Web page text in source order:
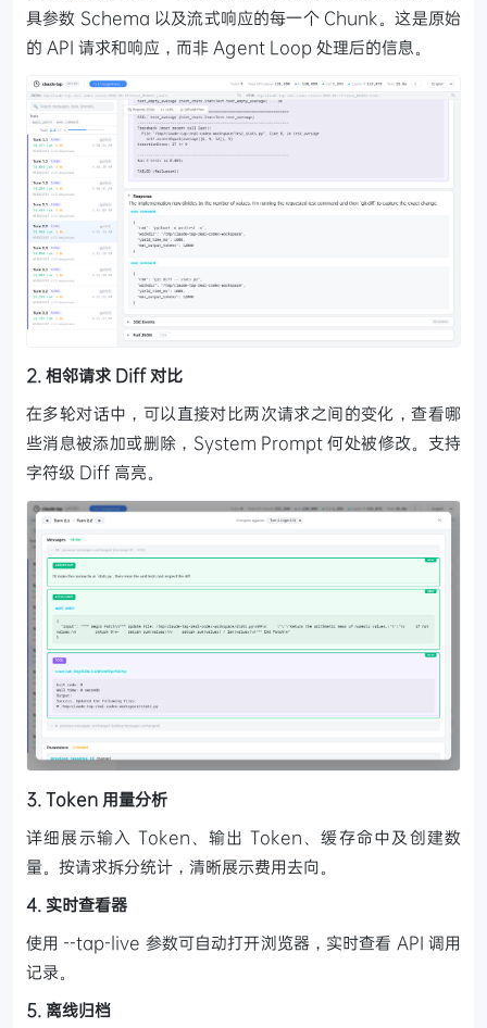
具参数 Schema 以及流式响应的每一个 Chunk。这是原始
的 API 请求和响应，而非 Agent Loop 处理后的信息。
2. 相邻请求 Diff 对比
在多轮对话中，可以直接对比两次请求之间的变化，查看哪
些消息被添加或删除，System Prompt 何处被修改。支持
字符级 Diff 高亮。
3. Token 用量分析
详细展示输入 Token、输出 Token、缓存命中及创建数
量。按请求拆分统计，清晰展示费用去向。
4. 实时查看器
使用 --tap-live 参数可自动打开浏览器，实时查看 API 调用
记录。
5. 离线归档